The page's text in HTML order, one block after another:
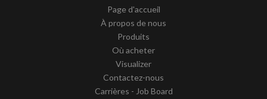
Page d'accueil
À propos de nous
Produits
Où acheter
Visualizer
Contactez-nous
Carrières - Job Board